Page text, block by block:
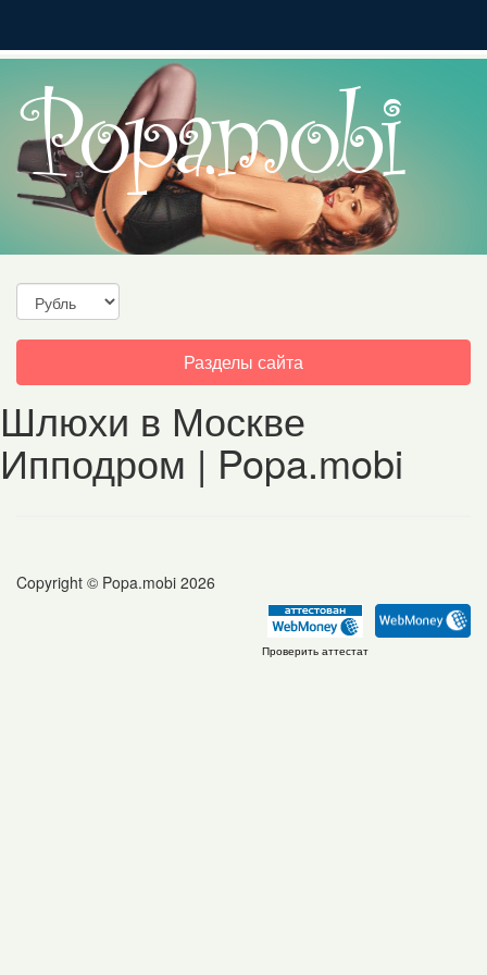
Toggle
navigation
Разделы сайта
Шлюхи в Москве
Ипподром | Popa.mobi
Copyright © Popa.mobi 2026
Проверить аттестат